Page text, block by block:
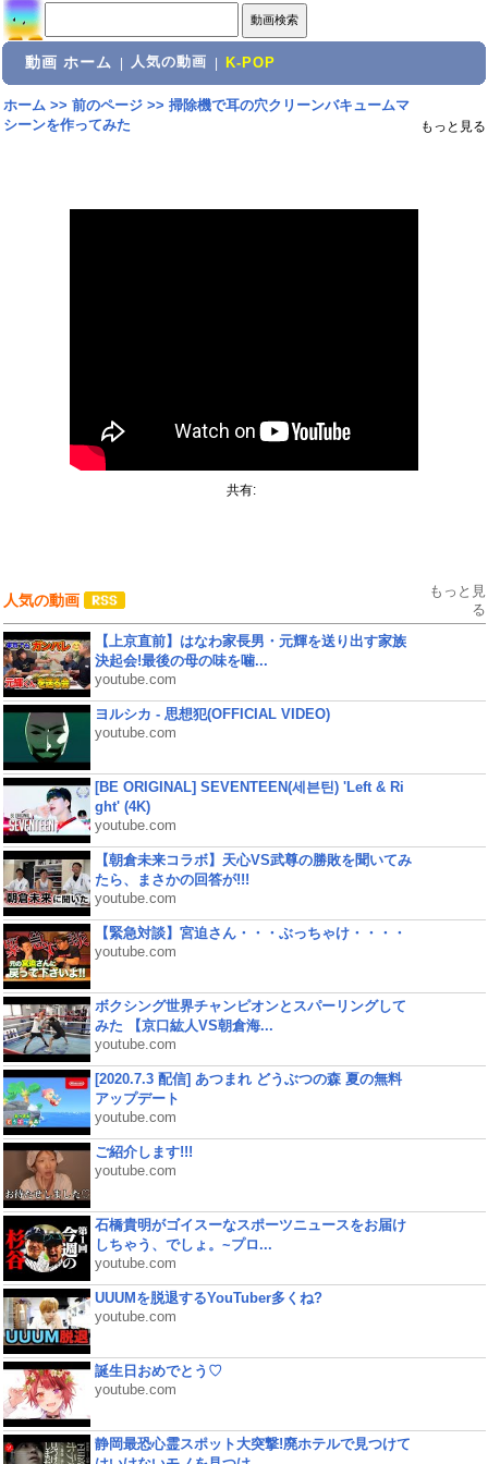
動画 ホーム 人気の動画 K-POP
ホーム>> 前のページ>> 掃除機で耳の穴クリーンバキュームマ
シーンを作ってみた
もっと見る
共有:
人気の動画
もっと見
る
【上京直前】はなわ家長男・元輝を送り出す家族
決起会!最後の母の味を噛...
youtube.com
ヨルシカ - 思想犯(OFFICIAL VIDEO)
youtube.com
[BE ORIGINAL] SEVENTEEN(세븐틴) 'Left & Ri
ght' (4K)
youtube.com
【朝倉未来コラボ】天心VS武尊の勝敗を聞いてみ
たら、まさかの回答が!!!
youtube.com
【緊急対談】宮迫さん・・・ぶっちゃけ・・・・
youtube.com
ボクシング世界チャンピオンとスパーリングして
みた 【京口紘人VS朝倉海...
youtube.com
[2020.7.3 配信] あつまれ どうぶつの森 夏の無料
アップデート
youtube.com
ご紹介します!!!
youtube.com
石橋貴明がゴイスーなスポーツニュースをお届け
しちゃう、でしょ。~プロ...
youtube.com
UUUMを脱退するYouTuber多くね?
youtube.com
誕生日おめでとう♡
youtube.com
静岡最恐心霊スポット大突撃!廃ホテルで見つけて